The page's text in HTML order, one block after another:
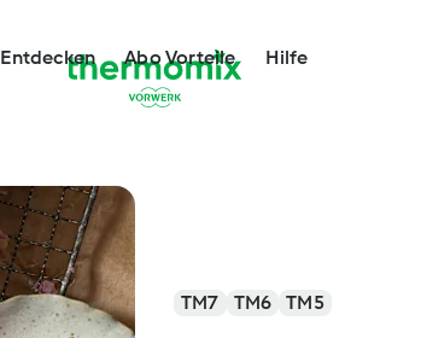
Entdecken Abo Vorteile Hilfe
TM7 TM6 TM5